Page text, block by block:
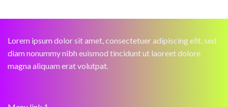
Lorem ipsum dolor sit amet, consectetuer adipiscing elit, sed
diam nonummy nibh euismod tincidunt ut laoreet dolore
magna aliquam erat volutpat.